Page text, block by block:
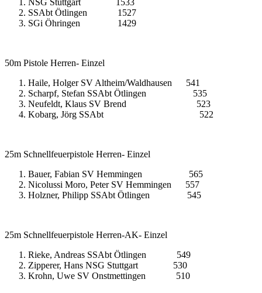
SSAbt Ötlingen 1527
SGi Öhringen 1429
50m Pistole Herren- Einzel
Haile, Holger SV Altheim/Waldhausen 541
Scharpf, Stefan SSAbt Ötlingen 535
Neufeldt, Klaus SV Brend 523
Kobarg, Jörg SSAbt 522
25m Schnellfeuerpistole Herren- Einzel
Bauer, Fabian SV Hemmingen 565
Nicolussi Moro, Peter SV Hemmingen 557
Holzner, Philipp SSAbt Ötlingen 545
25m Schnellfeuerpistole Herren-AK- Einzel
Rieke, Andreas SSAbt Ötlingen 549
Zipperer, Hans NSG Stuttgart 530
Krohn, Uwe SV Onstmettingen 510